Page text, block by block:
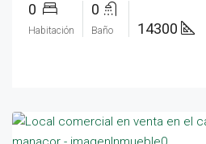
0
Habitación
0
Baño 14300